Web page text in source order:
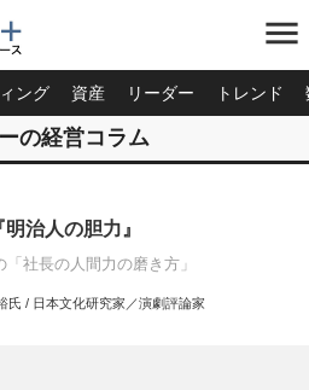
menu
ング 資産 リーダー トレンド
の経営コラム
治人の胆力』
「社長の人間力の磨き方」
氏 / 日本文化研究家／演劇評論家